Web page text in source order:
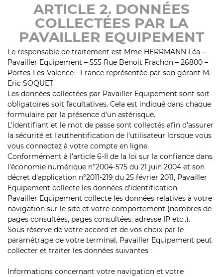
ARTICLE 2. DONNÉES
COLLECTÉES PAR LA
PAVAILLER EQUIPEMENT
Le responsable de traitement est Mme HERRMANN Léa –
Pavailler Equipement – 555 Rue Benoit Frachon – 26800 –
Portes-Les-Valence - France représentée par son gérant M.
Eric SOQUET.
Les données collectées par Pavailler Equipement sont soit
obligatoires soit facultatives. Cela est indiqué dans chaque
formulaire par la présence d’un astérisque.
L’identifiant et le mot de passe sont collectés afin d’assurer
la sécurité et l’authentification de l’utilisateur lorsque vous
vous connectez à votre compte en ligne.
Conformément à l’article 6-II de la loi sur la confiance dans
l’économie numérique n°2004-575 du 21 juin 2004 et son
décret d’application n°2011-219 du 25 février 2011, Pavailler
Equipement collecte les données d’identification.
Pavailler Equipement collecte les données relatives à votre
navigation sur le site et votre comportement (nombres de
pages consultées, pages consultées, adresse IP etc..).
Sous réserve de votre accord et de vos choix par le
paramétrage de votre terminal, Pavailler Equipement peut
collecter et traiter les données suivantes :
Informations concernant votre navigation et votre